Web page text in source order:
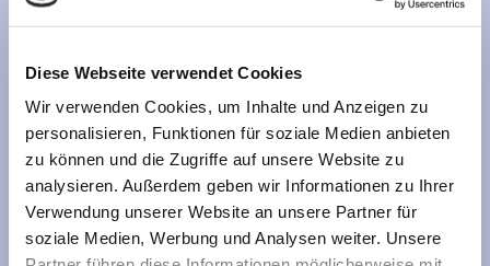
Diese Webseite verwendet Cookies
Wir verwenden Cookies, um Inhalte und Anzeigen zu
personalisieren, Funktionen für soziale Medien anbieten
zu können und die Zugriffe auf unsere Website zu
analysieren. Außerdem geben wir Informationen zu Ihrer
Verwendung unserer Website an unsere Partner für
soziale Medien, Werbung und Analysen weiter. Unsere
(elektrisch + thermisch)
Nutzen Sie unser Kontaktformular für weitere Informationen.